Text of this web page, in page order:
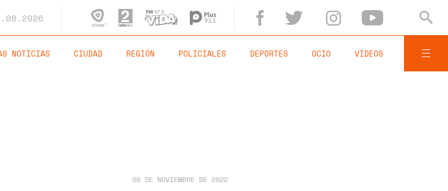
NOTICIAS CIUDAD REGIÓN POLICIALES DEPORTES OCIO VIDEOS
09 DE NOVIEMBRE DE 2022